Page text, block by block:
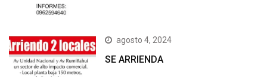
agosto 4, 2024
SE ARRIENDA